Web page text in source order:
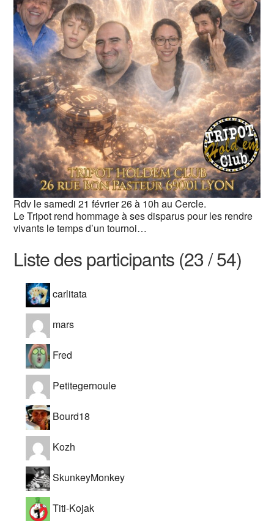
Rdv le samedi 21 février 26 à 10h au Cercle.
Le Tripot rend hommage à ses disparus pour les rendre
vivants le temps d’un tournoi…
Liste des participants (23 / 54)
carlitata
mars
Fred
Petitegernoule
Bourd18
Kozh
SkunkeyMonkey
Titi-Kojak